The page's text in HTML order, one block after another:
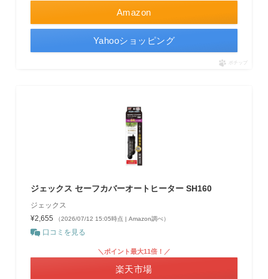
Amazon
Yahooショッピング
ポチップ
ジェックス セーフカバーオートヒーター SH160
ジェックス
¥2,655
（2026/07/12 15:05時点 | Amazon調べ）
口コミを見る
＼ポイント最大11倍！／
楽天市場